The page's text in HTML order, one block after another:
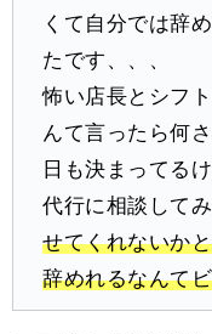
くて自分では辞
たです、、、
怖い店長とシフ
んて言ったら何
日も決まってる
代行に相談して
せてくれないか
辞めれるなんて